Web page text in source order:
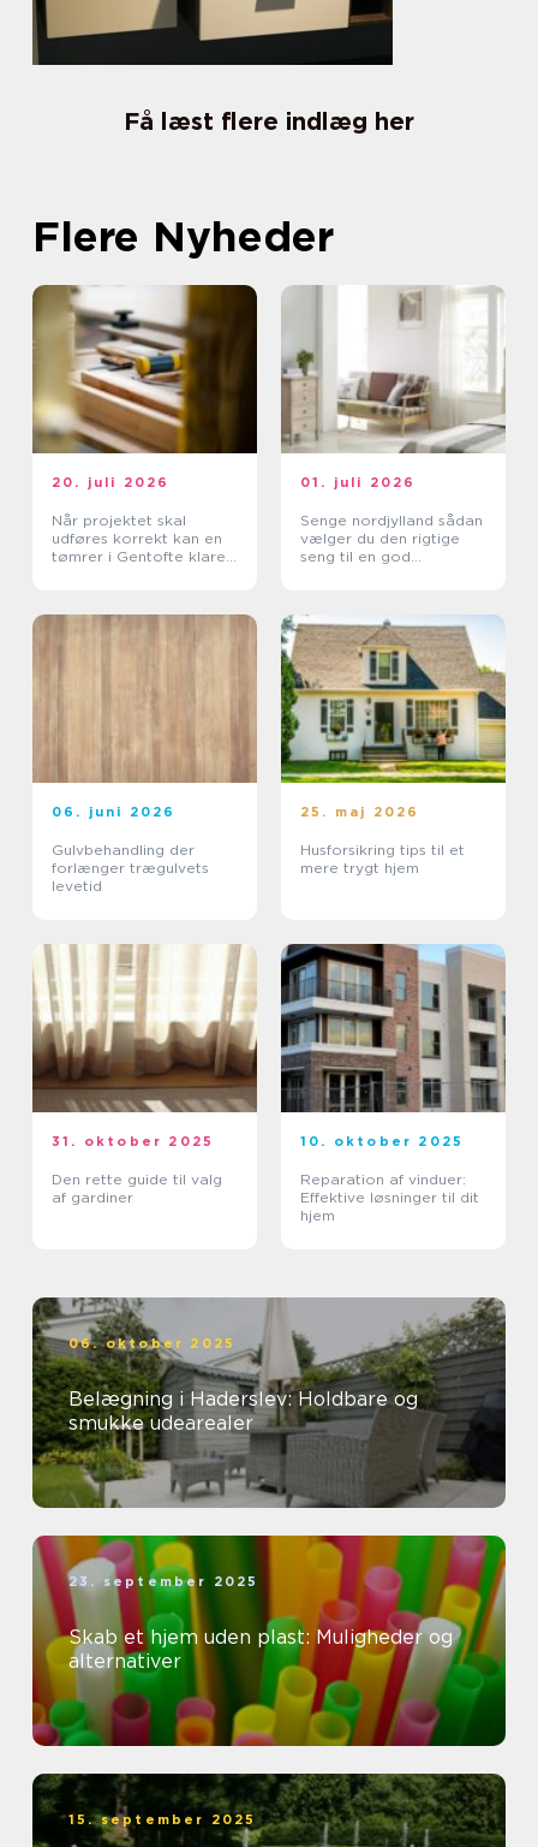
Få læst flere indlæg her
Flere Nyheder
20. juli 2026
Når projektet skal
udføres korrekt kan en
tømrer i Gentofte klare
01. juli 2026
Senge nordjylland sådan
vælger du den rigtige
seng til en god
06. juni 2026
Gulvbehandling der
forlænger trægulvets
levetid
25. maj 2026
Husforsikring tips til et
mere trygt hjem
31. oktober 2025
Den rette guide til valg
af gardiner
10. oktober 2025
Reparation af vinduer:
Effektive løsninger til dit
hjem
06. oktober 2025
Belægning i Haderslev: Holdbare og
smukke udearealer
23. september 2025
Skab et hjem uden plast: Muligheder og
alternativer
15. september 2025